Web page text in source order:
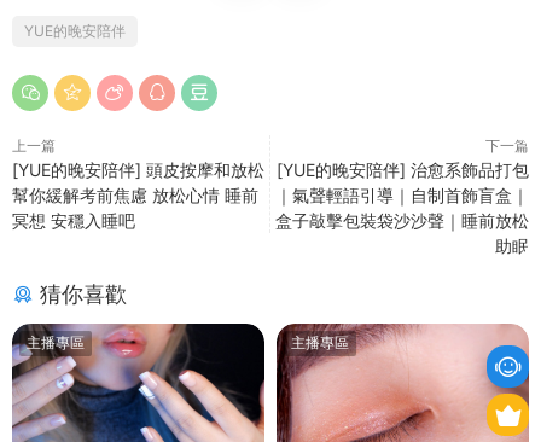
YUE的晚安陪伴
上一篇
[YUE的晚安陪伴] 頭皮按摩和放松
幫你緩解考前焦慮 放松心情 睡前
冥想 安穩入睡吧
下一篇
[YUE的晚安陪伴] 治愈系飾品打包
｜氣聲輕語引導｜自制首飾盲盒｜
盒子敲擊包裝袋沙沙聲｜睡前放松
助眠
猜你喜歡
主播專區 主播專區